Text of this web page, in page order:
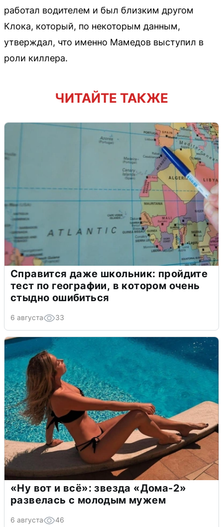
работал водителем и был близким другом
Клока, который, по некоторым данным,
утверждал, что именно Мамедов выступил в
роли киллера.
ЧИТАЙТЕ ТАКЖЕ
Справится даже школьник: пройдите
тест по географии, в котором очень
стыдно ошибиться
6 августа 33
«Ну вот и всё»: звезда «Дома-2»
развелась с молодым мужем
6 августа 46